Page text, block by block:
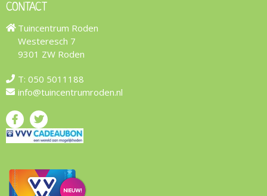
CONTACT
Tuincentrum Roden
Westeresch 7
9301 ZW Roden
T: 050 5011188
info@tuincentrumroden.nl